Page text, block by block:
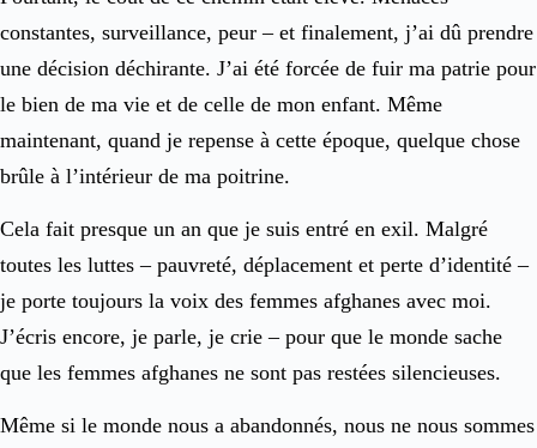
constantes, surveillance, peur – et finalement, j’ai dû prendre
une décision déchirante. J’ai été forcée de fuir ma patrie pour
le bien de ma vie et de celle de mon enfant. Même
maintenant, quand je repense à cette époque, quelque chose
brûle à l’intérieur de ma poitrine.
Cela fait presque un an que je suis entré en exil. Malgré
toutes les luttes – pauvreté, déplacement et perte d’identité –
je porte toujours la voix des femmes afghanes avec moi.
J’écris encore, je parle, je crie – pour que le monde sache
que les femmes afghanes ne sont pas restées silencieuses.
Même si le monde nous a abandonnés, nous ne nous sommes